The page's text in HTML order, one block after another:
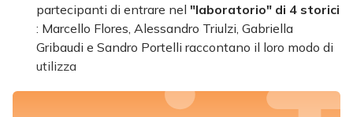
partecipanti di entrare nel "laboratorio" di 4 storici
: Marcello Flores, Alessandro Triulzi, Gabriella
Gribaudi e Sandro Portelli raccontano il loro modo di
utilizza